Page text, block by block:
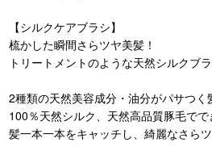
【シルクケアブラシ】
梳かした瞬間さらツヤ美髪！
トリートメントのような天然シルクブ
2種類の天然美容成分・油分がパサつく
100％天然シルク、天然高品質豚毛でで
髪一本一本をキャッチし、綺麗なさらツ